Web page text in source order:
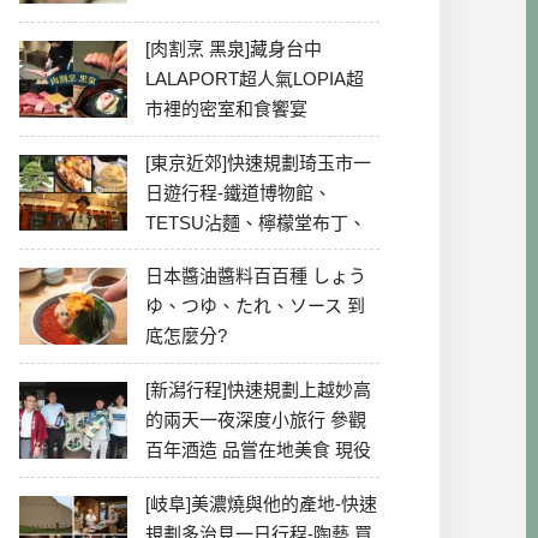
[肉割烹 黑泉]藏身台中
LALAPORT超人氣LOPIA超
市裡的密室和食饗宴
[東京近郊]快速規劃琦玉市一
日遊行程-鐵道博物館、
TETSU沾麵、檸檬堂布丁、
冰川神社、美食彙整
日本醬油醬料百百種 しょう
ゆ、つゆ、たれ、ソース 到
底怎麼分?
[新潟行程]快速規劃上越妙高
的兩天一夜深度小旅行 參觀
百年酒造 品嘗在地美食 現役
最老牌電影院
[岐阜]美濃燒與他的產地-快速
規劃多治見一日行程-陶藝 買